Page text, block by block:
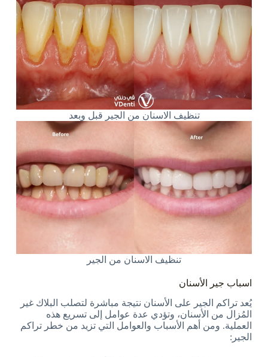
تنظيف الاسنان من الجير قبل وبعد
تنظيف الاسنان من الجير
اسباب جير الأسنان
يُعد تراكم الجير على الأسنان نتيجة مباشرة لتصلب البلاك غير
المُزال من الأسنان، وتؤدي عدة عوامل إلى تسريع هذه
العملية. ومن أهم الأسباب والعوامل التي تزيد من خطر تراكم
الجير: